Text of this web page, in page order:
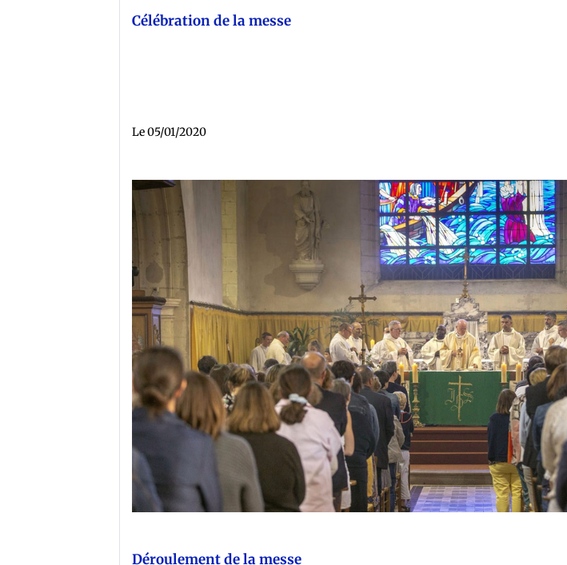
Célébration de la messe
Le 05/01/2020
Déroulement de la messe